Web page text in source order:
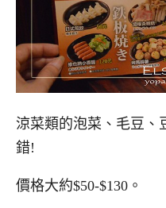
涼菜類的泡菜、毛豆、
錯!
價格大約$50-$130。